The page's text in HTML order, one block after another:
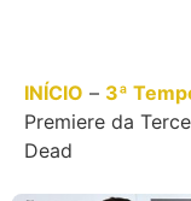
INÍCIO – 3ª
Premiere da
Dead